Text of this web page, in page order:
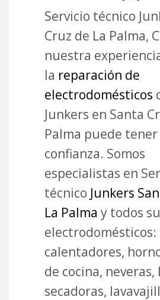
Servicio técnico
Cruz de La Palma,
nuestra
la reparación de
electrodomésticos
Junkers en Santa
Palma puede
confianza. Somos
especialistas en
técnico Junkers
La Palma y todos
electrodomésticos:
calentadores,
de cocina, neveras,
secadoras,